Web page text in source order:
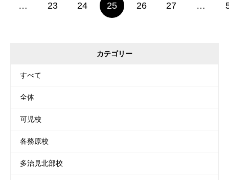
… 23 24 25 26 27 …
カテゴリー
すべて
全体
可児校
各務原校
多治見北部校